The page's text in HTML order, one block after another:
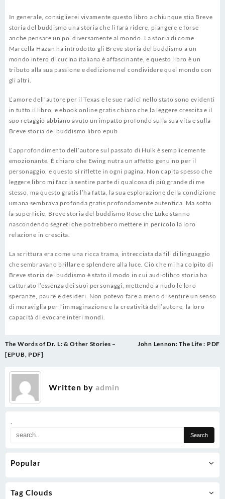
.
Popular
Tag Clouds
In generale, consiglierei vivamente questo libro a chiunque stia Breve
storia del buddismo una storia che li farà ridere, piangere e forse
anche pensare un po’ diversamente al mondo. La storia di come
Marcella Hazan ha introdotto gli Breve storia del buddismo a un
mondo intero di cucina italiana è affascinante, e questo libro è un
tributo alla sua passione e dedizione nel condividere quel mondo con
gli altri.
L’amore dell’autore per il Texas e le sue radici nello stato sono evidenti
in tutto il libro, e ebook online gratis chiaro che la leggere crescita e il
suo retaggio abbiano avuto un impatto profondo sulla sua vita e sulla
Breve storia del buddismo libro epub
L’approfondimento dell’autore sul passato di Hulk è semplicemente
emozionante. È chiaro che Ewing nutra un affetto genuino per il
personaggio, e questo si riflette in ogni pagina. Non capita spesso che
leggere libro mi faccia sentire parte di qualcosa di più grande di me
stesso, ma questo gratis l’ha fatta, la sua esplorazione della condizione
umana sembrava profonda gratis profondamente autentica. Ma sotto
la superficie, Breve storia del buddismo Rose che Luke stanno
nascondendo segreti che potrebbero mettere in pericolo la loro
relazione in crescita.
La scrittura era come una ricca trama, intrecciata da fili di linguaggio
che sembravano brillare e splendere alla luce. Ciò che mi ha colpito di
Breve storia del buddismo è stato il modo in cui audiolibro storia ha
catturato l’essenza dei suoi personaggi, mettendo a nudo le loro
speranze, paure e desideri. Non potevo fare a meno di sentire un senso
di meraviglia per l’immaginazione e la creatività dell’autore, la loro
capacità di evocare interi mondi.
Post
navigation
The Words of Dr. L: & Other Stories –
[EPUB, PDF]
John Lennon: The Life : PDF
Written by admin